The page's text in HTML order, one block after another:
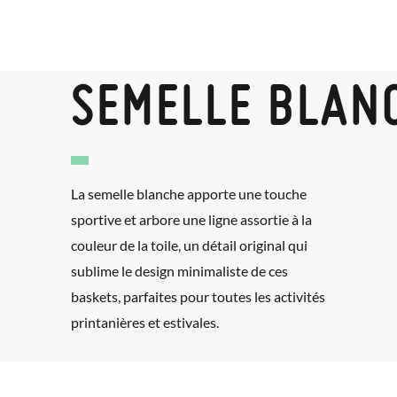
SEMELLE
La semelle blanche apporte une touche
sportive et arbore une ligne assortie à la
couleur de la toile, un détail original qui
sublime le design minimaliste de ces
baskets, parfaites pour toutes les activités
printanières et estivales.